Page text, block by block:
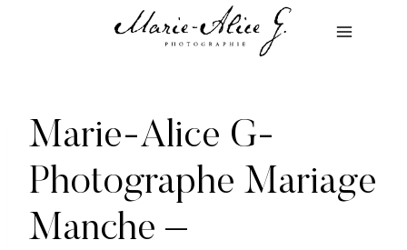
Marie-Alice G-
Photographe Mariage
Manche –